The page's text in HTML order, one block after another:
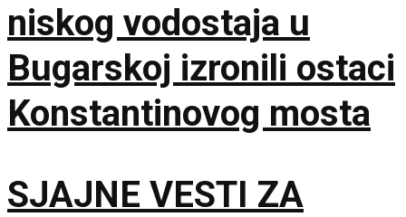
niskog vodostaja u
Bugarskoj izronili ostaci
Konstantinovog mosta
SJAJNE VESTI ZA